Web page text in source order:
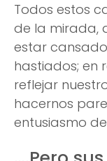
Todos estos
de la mirada,
estar
hastiados; en
reflejar
hacernos
entusiasmo